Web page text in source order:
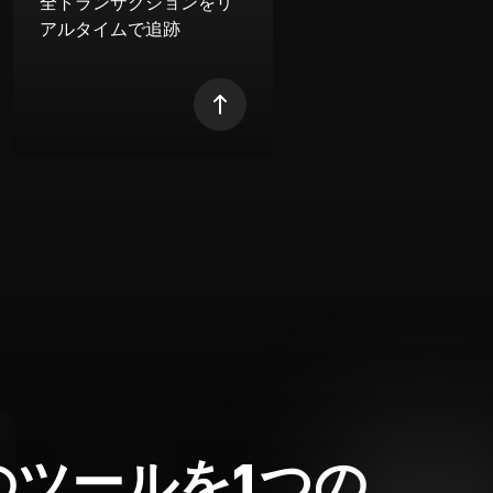
アルタイムで追跡